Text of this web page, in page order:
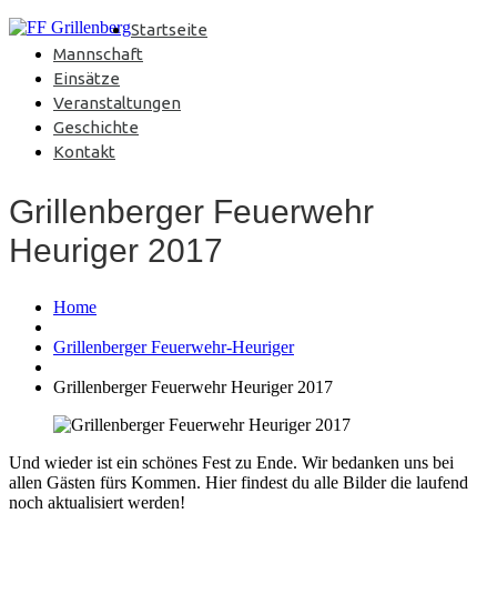
Startseite
Mannschaft
Einsätze
Veranstaltungen
Geschichte
Kontakt
Grillenberger Feuerwehr
Heuriger 2017
Home
Grillenberger Feuerwehr-Heuriger
Grillenberger Feuerwehr Heuriger 2017
Und wieder ist ein schönes Fest zu Ende. Wir bedanken uns bei
allen Gästen fürs Kommen. Hier findest du alle Bilder die laufend
noch aktualisiert werden!